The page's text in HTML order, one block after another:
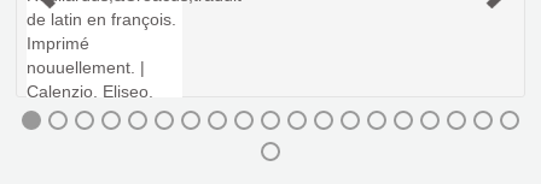
François
|
Nathan,
1984